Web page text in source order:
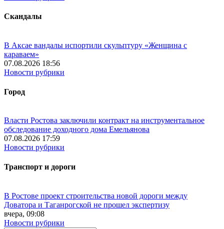
Скандалы
В Аксае вандалы испортили скульптуру «Женщина с
караваем»
07.08.2026 18:56
Новости рубрики
Город
Власти Ростова заключили контракт на инструментальное
обследование доходного дома Емельянова
07.08.2026 17:59
Новости рубрики
Транспорт и дороги
В Ростове проект строительства новой дороги между
Доватора и Таганрогской не прошел экспертизу
вчера, 09:08
Новости рубрики